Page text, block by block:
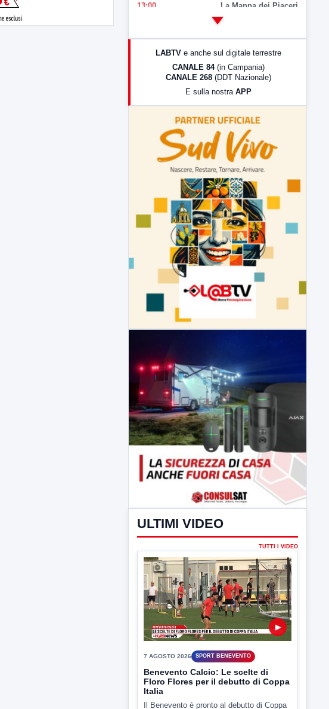
13:00 La Mappa dei Piaceri
LabNews (Diretta)
LabNews (replica)
LABTV e anche sul digitale terrestre
CANALE 84 (in Campania)
CANALE 268 (DDT Nazionale)
E sulla nostra APP
ULTIMI VIDEO
TUTTI I VIDEO
▶
7 AGOSTO 2026 SPORT BENEVENTO
Benevento Calcio: Le scelte di
Floro Flores per il debutto di Coppa
Italia
Il Benevento è pronto al debutto di Coppa